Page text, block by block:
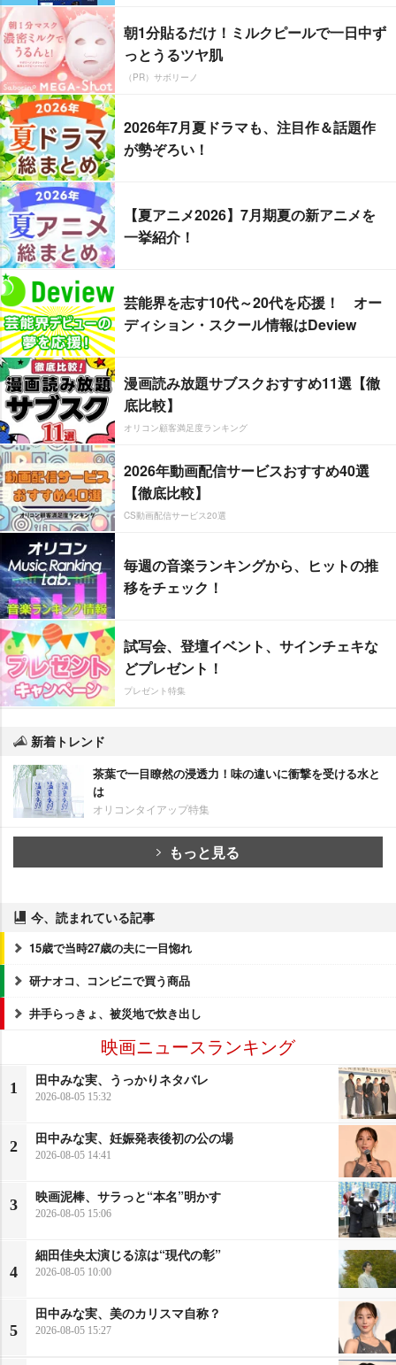
朝1分貼るだけ！ミルクピールで一日中ず
っとうるツヤ肌
（PR）サボリーノ
2026年7月夏ドラマも、注目作＆話題作
が勢ぞろい！
【夏アニメ2026】7月期夏の新アニメを
一挙紹介！
芸能界を志す10代～20代を応援！ オー
ディション・スクール情報はDeview
漫画読み放題サブスクおすすめ11選【徹
底比較】
オリコン顧客満足度ランキング
2026年動画配信サービスおすすめ40選
【徹底比較】
CS動画配信サービス20選
毎週の音楽ランキングから、ヒットの推
移をチェック！
試写会、登壇イベント、サインチェキな
どプレゼント！
プレゼント特集
新着トレンド
茶葉で一目瞭然の浸透力！味の違いに衝撃を受ける水と
は
オリコンタイアップ特集
もっと見る
今、読まれている記事
15歳で当時27歳の夫に一目惚れ
研ナオコ、コンビニで買う商品
井手らっきょ、被災地で炊き出し
映画ニュースランキング
1
田中みな実、うっかりネタバレ
2026-08-05 15:32
2
田中みな実、妊娠発表後初の公の場
2026-08-05 14:41
3
映画泥棒、サラっと“本名”明かす
2026-08-05 15:06
4
細田佳央太演じる涼は“現代の彰”
2026-08-05 10:00
5
田中みな実、美のカリスマ自称？
2026-08-05 15:27